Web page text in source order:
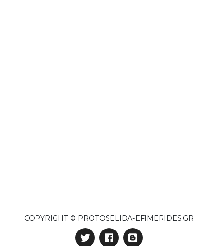
COPYRIGHT © PROTOSELIDA-EFIMERIDES.GR